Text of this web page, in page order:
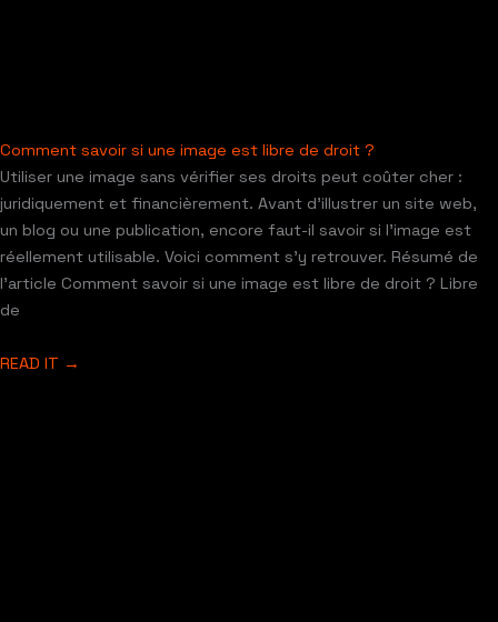
Comment savoir si une image est libre de droit ?
Utiliser une image sans vérifier ses droits peut coûter cher :
juridiquement et financièrement. Avant d’illustrer un site web,
un blog ou une publication, encore faut-il savoir si l’image est
réellement utilisable. Voici comment s’y retrouver. Résumé de
l’article Comment savoir si une image est libre de droit ? Libre
de
READ IT →